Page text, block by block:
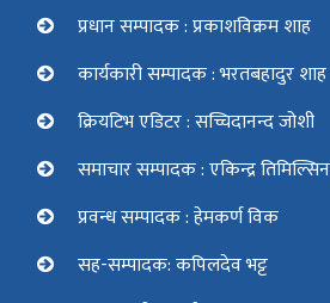
प्रधान सम्पादक : प्रकाशविक्रम शाह
कार्यकारी सम्पादक : भरतबहादुर शाह
क्रियटिभ एडिटर : सच्चिदानन्द जोशी
समाचार सम्पादक : एकिन्द्र
प्रवन्ध सम्पादक : हेमकर्ण विक
सह-सम्पादक: कपिलदेव भट्ट